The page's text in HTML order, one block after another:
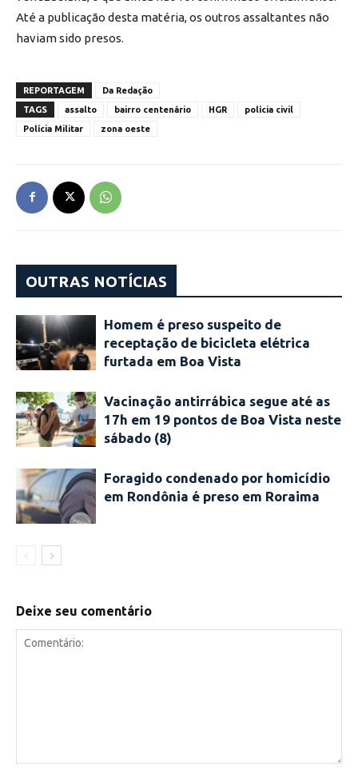
Até a publicação desta matéria, os outros assaltantes não
haviam sido presos.
REPORTAGEM
Da Redação
TAGS
assalto bairro centenário HGR
polícia civil
Polícia Militar
zona oeste
OUTRAS NOTÍCIAS
Homem é preso suspeito de
receptação de bicicleta elétrica
furtada em Boa Vista
Vacinação antirrábica segue até as
17h em 19 pontos de Boa Vista neste
sábado (8)
Foragido condenado por homicídio
em Rondônia é preso em Roraima
Deixe seu comentário